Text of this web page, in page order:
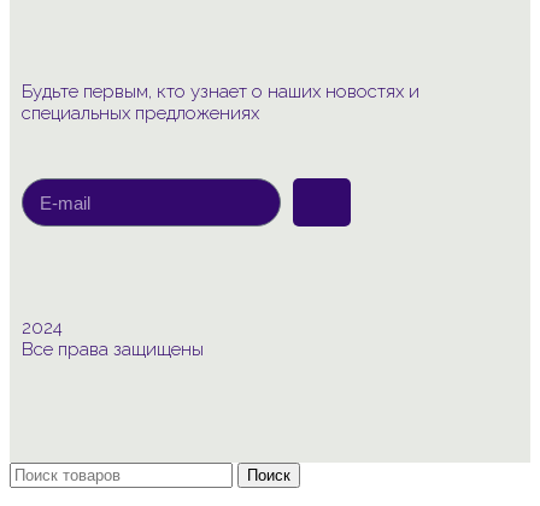
Будьте первым, кто узнает о наших новостях и
специальных предложениях
2024
Все права защищены
Поиск